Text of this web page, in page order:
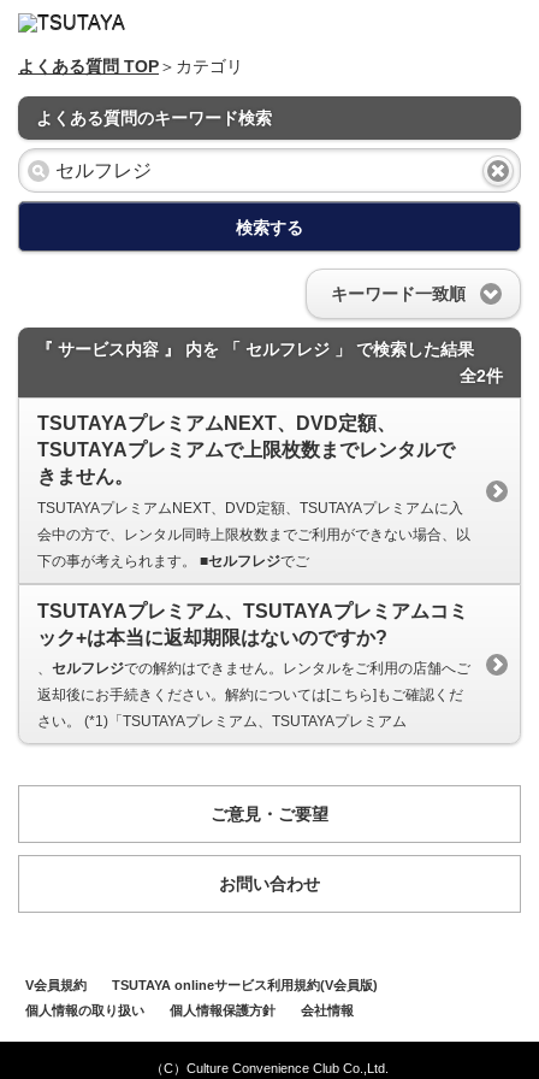
よくある質問 TOP＞カテゴリ
よくある質問のキーワード検索
検索する
キーワード一致順
『 サービス内容 』 内を 「 セルフレジ 」 で検索した結果
全2件
TSUTAYAプレミアムNEXT、DVD定額、
TSUTAYAプレミアムで上限枚数までレンタルで
きません。
TSUTAYAプレミアムNEXT、DVD定額、TSUTAYAプレミアムに入
会中の方で、レンタル同時上限枚数までご利用ができない場合、以
下の事が考えられます。 ■セルフレジでご
TSUTAYAプレミアム、TSUTAYAプレミアムコミ
ック+は本当に返却期限はないのですか?
、 セルフレジでの解約はできません。レンタルをご利用の店舗へご
返却後にお手続きください。解約については[こちら]もご確認くだ
さい。 (*1)「TSUTAYAプレミアム、TSUTAYAプレミアム
ご意見・ご要望
お問い合わせ
V会員規約
TSUTAYA onlineサービス利用規約(V会員版)
個人情報の取り扱い
個人情報保護方針 会社情報
（C）Culture Convenience Club Co.,Ltd.